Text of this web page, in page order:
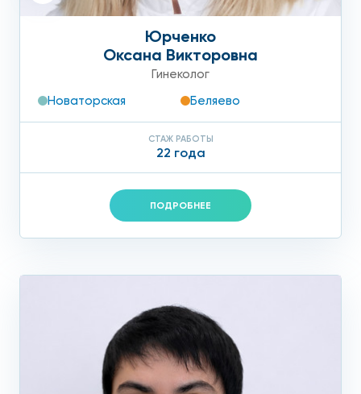
Юрченко
Оксана Викторовна
Гинеколог
Новаторская
Беляево
СТАЖ РАБОТЫ
22 года
ПОДРОБНЕЕ